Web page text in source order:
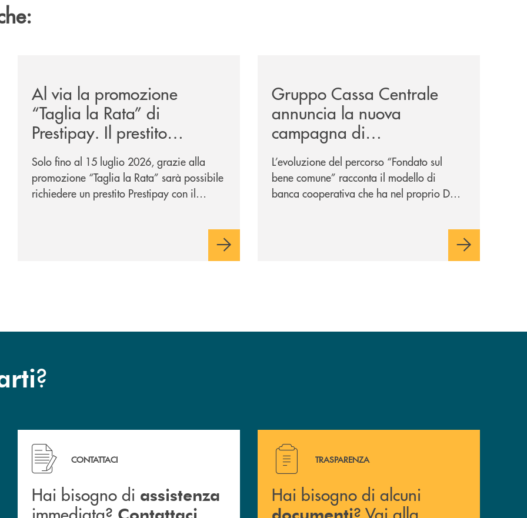
Al via la promozione
“Taglia la Rata” di
Prestipay. Il prestito
personale che si fa in due
per te!
Solo fino al 15 luglio 2026, grazie alla
promozione “Taglia la Rata” sarà possibile
richiedere un prestito Prestipay con il
Gruppo Cassa Centrale
annuncia la nuova
campagna di
comunicazione
nazionale: “Oggi si dice
ESG. Per noi è fare la cosa
L’evoluzione del percorso “Fondato sul
bene comune” racconta il modello di
banca cooperativa che ha nel proprio DNA
?
Hai bisogno di assistenza immediata? Contattaci .
CONTATTACI
Hai bisogno di assistenza
Contattaci
Hai bisogno di alcuni documenti ? Vai alla pagina
TRASPARENZA
Hai bisogno di alcuni
documenti